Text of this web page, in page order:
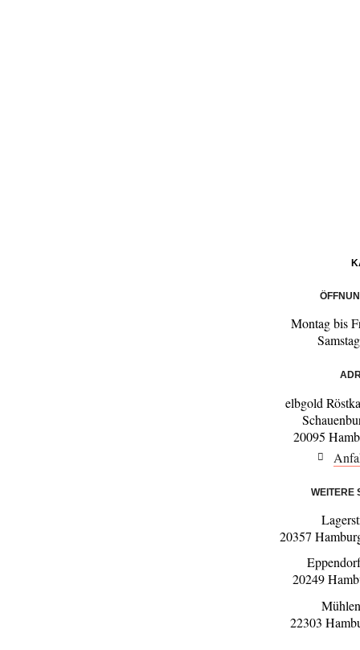
Montag bis
elbgold
20095
WEITERE
20357
20249
22303